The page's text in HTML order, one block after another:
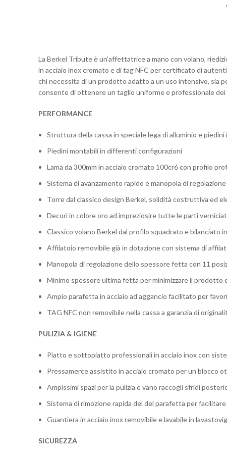
La Berkel Tribute è un’affettatrice a mano con volano,
in acciaio inox cromato e di tag NFC per certificato di
chi necessita di un prodotto adatto a un uso intensivo, sia
consente di ottenere un taglio uniforme e professionale dei
PERFORMANCE
Struttura della cassa in speciale lega di alluminio e
Piedini montabili in differenti configurazioni
Lama da 300mm in acciaio cromato 100cr6 con profilo
Sistema di avanzamento rapido e manopola di
Torre dal classico design Berkel, solidità costruttiva ed
Decori in colore oro ad impreziosire tutte le parti
Classico volano Berkel dal profilo squadrato e bilanciato
Affilatoio removibile già in dotazione con sistema di
Manopola di regolazione dello spessore fetta con 11
Minimo spessore ultima fetta per minimizzare il prodotto
Ampio parafetta in acciaio ad aggancio facilitato per
TAG NFC non removibile nella cassa a garanzia di
PULIZIA & IGIENE
Piatto e sottopiatto professionali in acciaio inox con
Pressamerce assistito in acciaio cromato per un blocco
Ampissimi spazi per la pulizia e vano raccogli sfridi
Sistema di rimozione rapida del del parafetta per facilitare
Guantiera in acciaio inox removibile e lavabile in
SICUREZZA